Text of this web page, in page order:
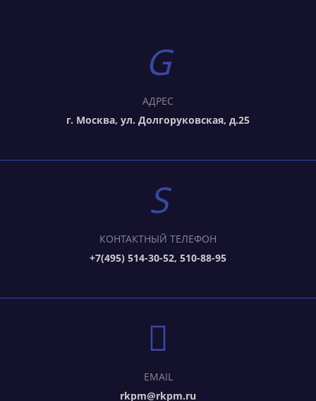
АДРЕС
г. Москва, ул. Долгоруковская, д.25
КОНТАКТНЫЙ ТЕЛЕФОН
+7(495) 514-30-52, 510-88-95
EMAIL
rkpm@rkpm.ru